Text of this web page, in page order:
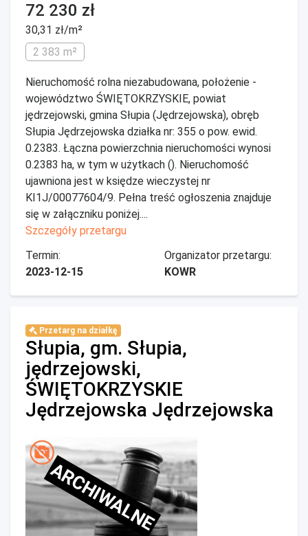
72 230 zł
30,31 zł/m²
2 383 m²
Nieruchomość rolna niezabudowana, położenie -
województwo ŚWIĘTOKRZYSKIE, powiat
jędrzejowski, gmina Słupia (Jędrzejowska), obręb
Słupia Jędrzejowska działka nr: 355 o pow. ewid.
0.2383. Łączna powierzchnia nieruchomości wynosi
0.2383 ha, w tym w użytkach (). Nieruchomość
ujawniona jest w księdze wieczystej nr
KI1J/00077604/9. Pełna treść ogłoszenia znajduje
się w załączniku poniżej....
Szczegóły przetargu
Termin:
2023-12-15
Organizator przetargu:
KOWR
Przetarg na działkę
Słupia, gm. Słupia,
jędrzejowski,
ŚWIĘTOKRZYSKIE
Jędrzejowska Jędrzejowska
ARCHIWALNE